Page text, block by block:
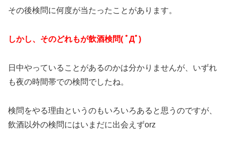
その後検問に何度が当たったことがあります。
しかし、そのどれもが飲酒検問( ﾟДﾟ)
日中やっていることがあるのかは分かりませんが、いずれ
も夜の時間帯での検問でしたね。
検問をやる理由というのもいろいろあると思うのですが、
飲酒以外の検問にはいまだに出会えずorz